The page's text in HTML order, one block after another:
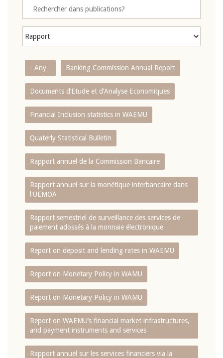
- Any - Banking Commission Annual Report
Documents d’Etude et d’Analyse Economiques
Financial Inclusion statistics in WAEMU
Quaterly Statistical Bulletin
Rapport annuel de la Commission Bancaire
Rapport annuel sur la monétique interbancaire dans
l'UEMOA
Rapport semestriel de surveillance des services de
paiement adossés à la monnaie électronique
Report on deposit and lending rates in WAEMU
Report on Monetary Policy in WAMU
Report on Monetary Policy in WAMU
Report on WAEMU’s financial market infrastructures,
and payment instruments and services
Rapport annuel sur les services financiers via la